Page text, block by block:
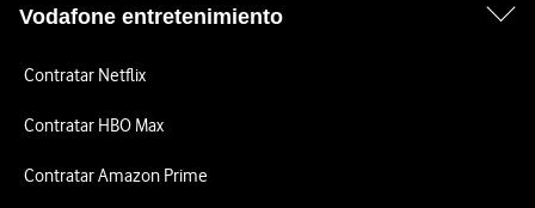
Vodafone entretenimiento
Contratar Netflix
Contratar HBO Max
Contratar Amazon Prime